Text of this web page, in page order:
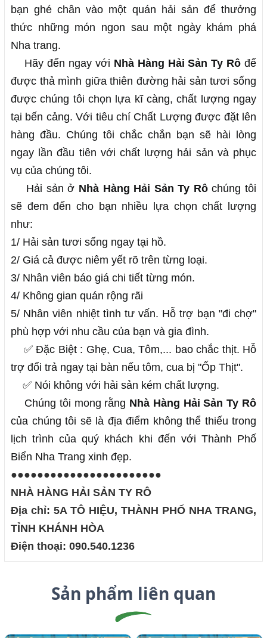
bạn ghé chân vào một quán hải sản để thưởng
thức những món ngon sau một ngày khám phá
Nha trang.
Hãy đến ngay với Nhà Hàng Hải Sản Ty Rô để
được thả mình giữa thiên đường hải sản tươi sống
được chúng tôi chọn lựa kĩ càng, chất lượng ngay
tại bến cảng. Với tiêu chí Chất Lượng được đặt lên
hàng đầu. Chúng tôi chắc chắn bạn sẽ hài lòng
ngay lần đầu tiên với chất lượng hải sản và phục
vụ của chúng tôi.
Hải sản ở Nhà Hàng Hải Sản Ty Rô chúng tôi
sẽ đem đến cho bạn nhiều lựa chọn chất lượng
như:
1/ Hải sản tươi sống ngay tại hồ.
2/ Giá cả được niêm yết rõ trên từng loại.
3/ Nhân viên báo giá chi tiết từng món.
4/ Không gian quán rộng rãi
5/ Nhân viên nhiệt tình tư vấn. Hỗ trợ bạn "đi chợ"
phù hợp với nhu cầu của bạn và gia đình.
✅ Đặc Biệt : Ghẹ, Cua, Tôm,... bao chắc thịt. Hỗ
trợ đổi trả ngay tại bàn nếu tôm, cua bị "Ốp Thịt".
✅ Nói không với hải sản kém chất lượng.
Chúng tôi mong rằng Nhà Hàng Hải Sản Ty Rô
của chúng tôi sẽ là địa điểm không thể thiếu trong
lịch trình của quý khách khi đến với Thành Phố
Biển Nha Trang xinh đẹp.
●●●●●●●●●●●●●●●●●●●●●●●
NHÀ HÀNG HẢI SẢN TY RÔ
Địa chỉ: 5A TÔ HIỆU, THÀNH PHỐ NHA TRANG,
TỈNH KHÁNH HÒA
Điện thoại: 090.540.1236
Sản phẩm liên quan